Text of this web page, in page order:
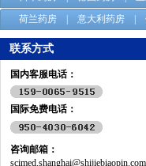
荷兰药房
意大利药房
联系方式
国内客服电话：
国际免费电话：
咨询邮箱：
scimed.shanghai@shijiebiaopin.com